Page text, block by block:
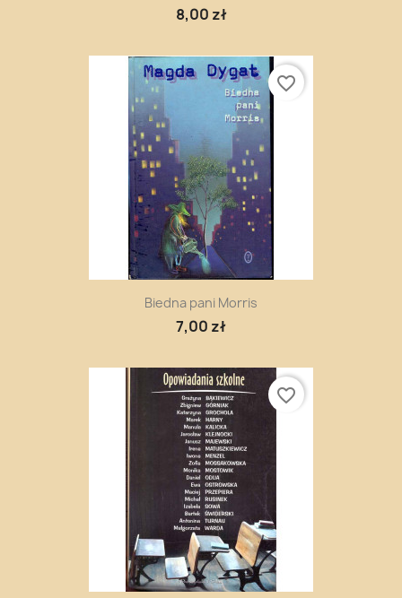
8,00 zł
Biedna pani Morris
7,00 zł
favorite_border
favorite_border